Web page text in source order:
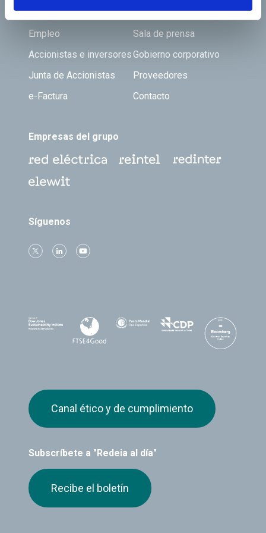
Footer TOP
Conócenos
Nuestros servicios
Empleo
Sala de prensa
Accionistas e inversoresGobierno corporativo
Junta de Accionistas
Proveedores
e-Factura
Contacto
Empresas del grupo
Síguenos
Subscríbete a "Redeia al día"
Recibe el boletín
Canal ético y de cumplimiento